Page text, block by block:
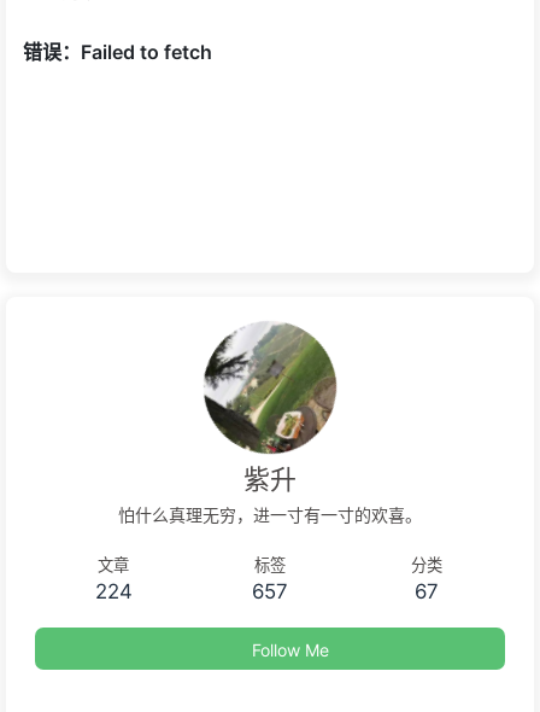
紫升
怕什么真理无穷，进一寸有一寸的欢喜。
文章
224
标签
657
分类
67
Follow Me